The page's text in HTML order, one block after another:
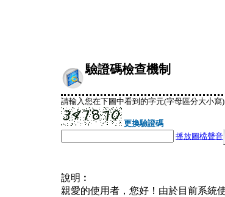
驗證碼檢查機制
請輸入您在下圖中看到的字元(字母區分大小寫)
更換驗證碼
播放圖檔聲音
說明︰
親愛的使用者，您好！由於目前系統